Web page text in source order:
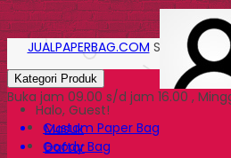
Halo, Guest!
Masuk
Daftar
JUALPAPERBAG.COM Solusi
Kategori Produk
Buka jam 09.00 s/d jam 16.00 ,
Custom Paper Bag
Goody Bag